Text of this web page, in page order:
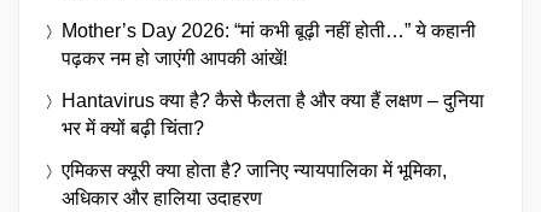
Mother’s Day 2026: “मां कभी बूढ़ी नहीं होती…” ये कहानी
पढ़कर नम हो जाएंगी आपकी आंखें!
Hantavirus क्या है? कैसे फैलता है और क्या हैं लक्षण – दुनिया
भर में क्यों बढ़ी चिंता?
एमिकस क्यूरी क्या होता है? जानिए न्यायपालिका में भूमिका,
अधिकार और हालिया उदाहरण